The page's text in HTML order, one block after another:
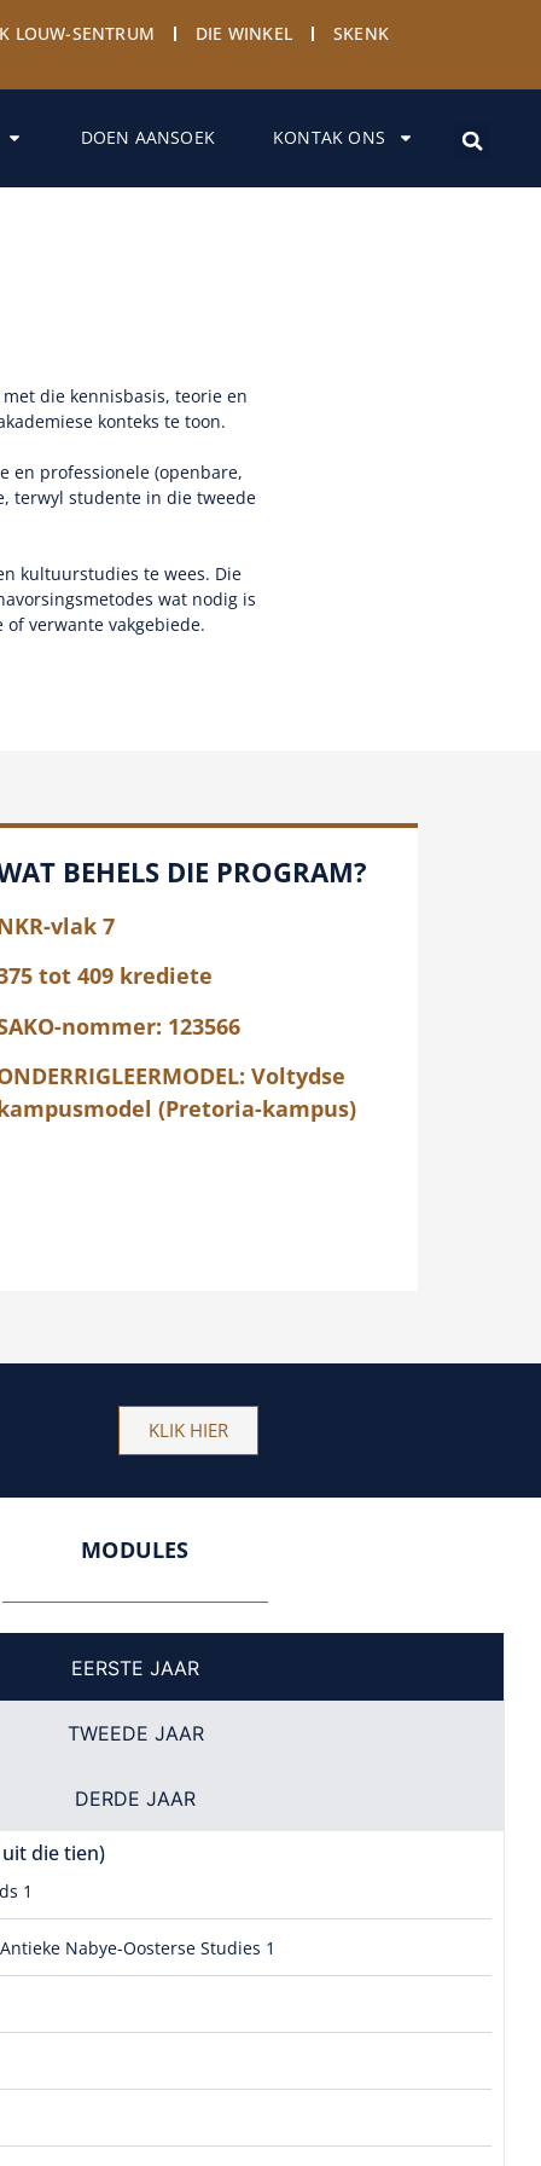
LOUW-SENTRUM DIE WINKEL SKENK
DOEN AANSOEK KONTAK ONS
die kennisbasis, teorie en
konteks te toon.
en professionele (openbare,
terwyl studente in die tweede
kultuurstudies te wees. Die
wat nodig is
verwante vakgebiede.
BEHELS DIE PROGRAM?
vlak 7
tot 409 krediete
nommer: 123566
Voltydse
(Pretoria-kampus)
KLIK HIER
MODULES
EERSTE JAAR
TWEEDE JAAR
DERDE JAAR
die tien)
1
Nabye-Oosterse Studies 1